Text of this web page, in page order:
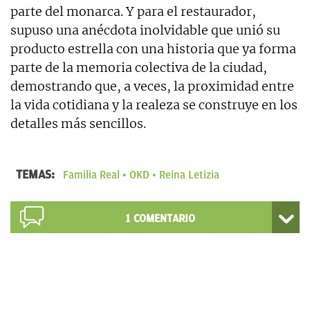
parte del monarca. Y para el restaurador,
supuso una anécdota inolvidable que unió su
producto estrella con una historia que ya forma
parte de la memoria colectiva de la ciudad,
demostrando que, a veces, la proximidad entre
la vida cotidiana y la realeza se construye en los
detalles más sencillos.
TEMAS: Familia Real OKD Reina Letizia
1 COMENTARIO